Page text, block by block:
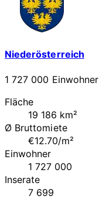
Niederösterreich
1 727 000 Einwohner
Fläche
19 186 km²
Ø Bruttomiete
€12.70/m²
Einwohner
1 727 000
Inserate
7 699